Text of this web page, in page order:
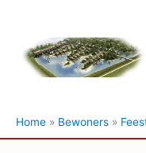
inhoud
Home Bewoners